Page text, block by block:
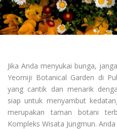
Jika Anda menyukai bunga,
Yeomiji Botanical Garden di
yang cantik dan menarik
siap untuk menyambut
merupakan taman botani
Kompleks Wisata Jungmun.